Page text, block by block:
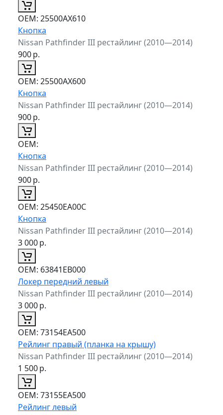
ОЕМ: 25500AX610
Кнопка
Nissan Pathfinder III рестайлинг (2010—2014)
900р.
ОЕМ: 25500AX600
Кнопка
Nissan Pathfinder III рестайлинг (2010—2014)
900р.
ОЕМ:
Кнопка
Nissan Pathfinder III рестайлинг (2010—2014)
900р.
ОЕМ: 25450EA00C
Кнопка
Nissan Pathfinder III рестайлинг (2010—2014)
3 000р.
ОЕМ: 63841EB000
Локер передний левый
Nissan Pathfinder III рестайлинг (2010—2014)
3 000р.
ОЕМ: 73154EA500
Рейлинг правый (планка на крышу)
Nissan Pathfinder III рестайлинг (2010—2014)
1 500р.
ОЕМ: 73155EA500
Рейлинг левый